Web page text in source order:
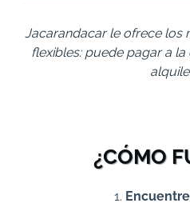
Jacarandacar le ofrece los
flexibles: puede pagar a
¿CÓMO